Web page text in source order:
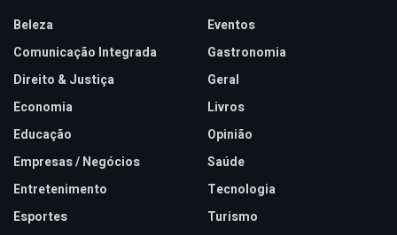
Beleza
Comunicação Integrada
Direito & Justiça
Economia
Educação
Empresas / Negócios
Entretenimento
Esportes
Eventos
Gastronomia
Geral
Livros
Opinião
Saúde
Tecnologia
Turismo